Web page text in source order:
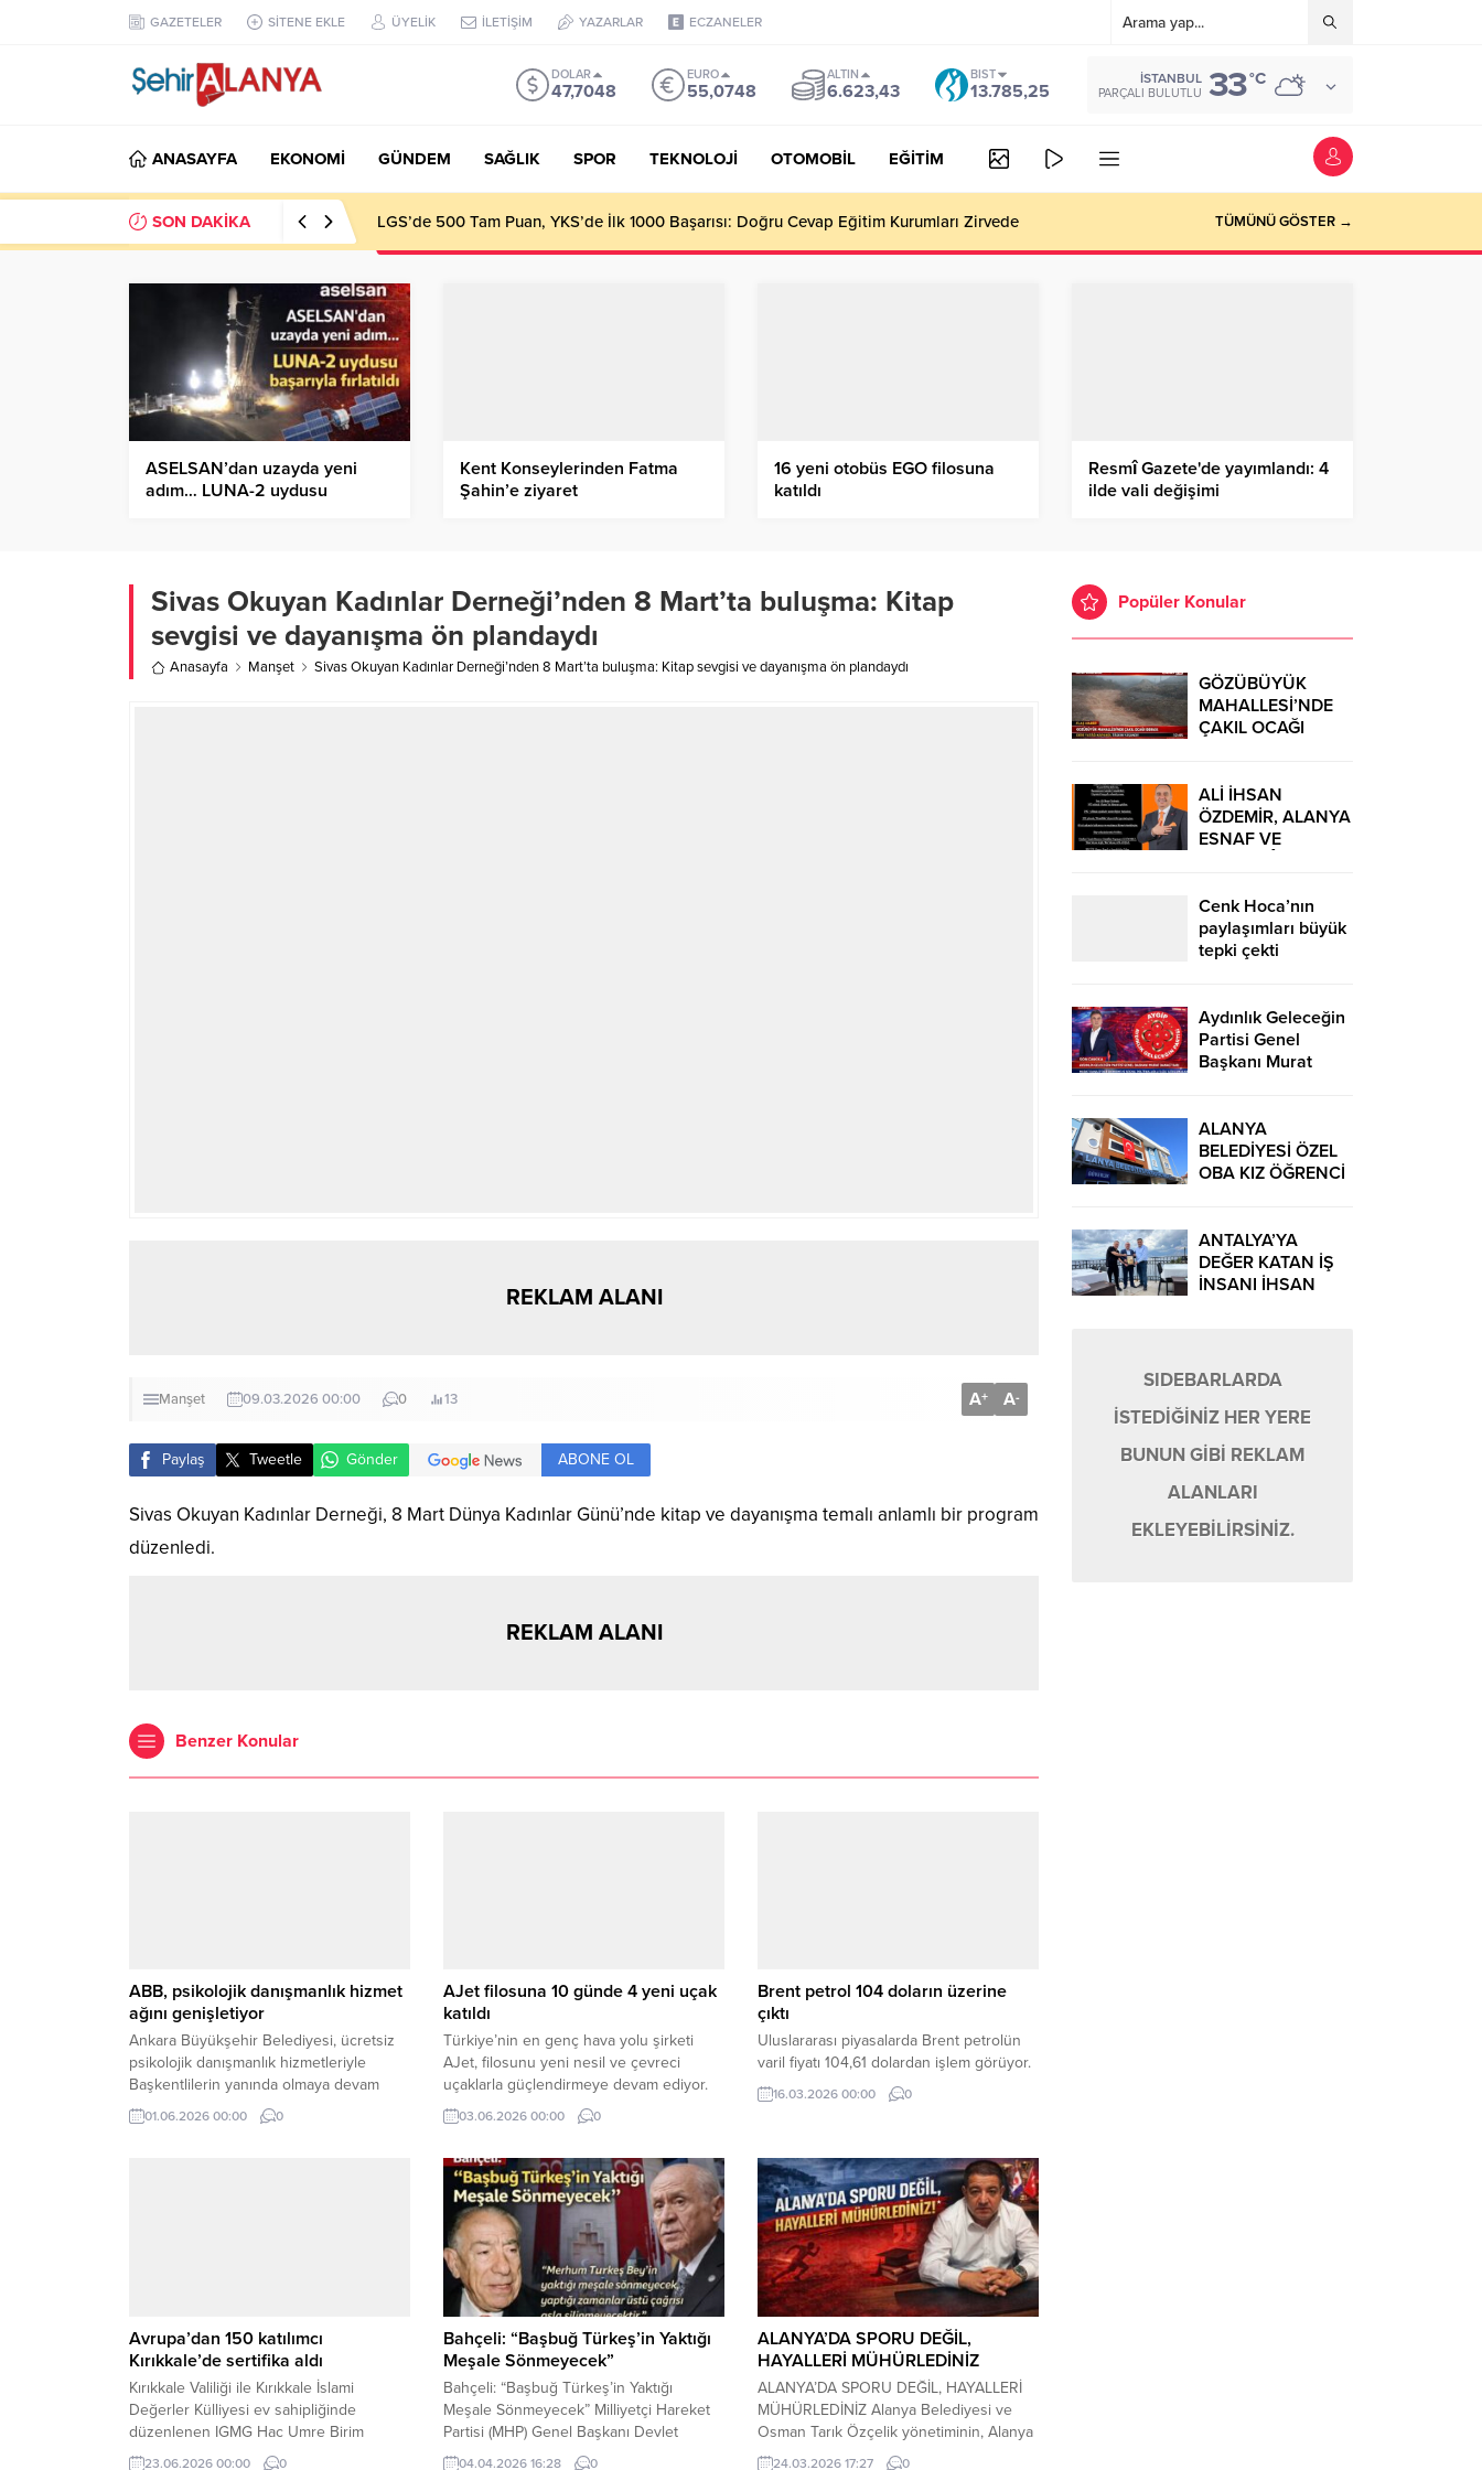
GAZETELER SİTENE EKLE ÜYELİK İLETİŞİM YAZARLAR ECZANELER
DOLAR
47,7048
EURO
55,0748
ALTIN
6.623,43
BIST
13.785,25
İSTANBUL
PARÇALI BULUTLU 33°C
ANASAYFA EKONOMİ GÜNDEM SAĞLIK SPOR TEKNOLOJİ OTOMOBİL EĞİTİM
SON DAKİKA LGS’de 500 Tam Puan, YKS’de İlk 1000 Başarısı: Doğru Cevap Eğitim Kurumları Zirvede TÜMÜNÜ GÖSTER →
ASELSAN’dan uzayda yeni
adım… LUNA-2 uydusu
Kent Konseylerinden Fatma
Şahin’e ziyaret
16 yeni otobüs EGO filosuna
katıldı
Resmî Gazete'de yayımlandı: 4
ilde vali değişimi
Sivas Okuyan Kadınlar Derneği’nden 8 Mart’ta buluşma: Kitap
sevgisi ve dayanışma ön plandaydı
Anasayfa Manşet Sivas Okuyan Kadınlar Derneği’nden 8 Mart’ta buluşma: Kitap sevgisi ve dayanışma ön plandaydı
REKLAM ALANI
Manşet 09.03.2026 00:00 0 13 A+ A-
Paylaş Tweetle Gönder ABONE OL
Sivas Okuyan Kadınlar Derneği, 8 Mart Dünya Kadınlar Günü’nde kitap ve dayanışma temalı anlamlı bir program
düzenledi.
REKLAM ALANI
Benzer Konular
ABB, psikolojik danışmanlık hizmet
ağını genişletiyor
Ankara Büyükşehir Belediyesi, ücretsiz
psikolojik danışmanlık hizmetleriyle
Başkentlilerin yanında olmaya devam
ediyor.
01.06.2026 00:00 0
AJet filosuna 10 günde 4 yeni uçak
katıldı
Türkiye’nin en genç hava yolu şirketi
AJet, filosunu yeni nesil ve çevreci
uçaklarla güçlendirmeye devam ediyor.
AJet, son 10 gün içerisinde 4 fabrika
çıkışlı Boeing 737-8 MAX uçağı filosuna
03.06.2026 00:00 0
Brent petrol 104 doların üzerine
çıktı
Uluslararası piyasalarda Brent petrolün
varil fiyatı 104,61 dolardan işlem görüyor.
16.03.2026 00:00 0
Avrupa’dan 150 katılımcı
Kırıkkale’de sertifika aldı
Kırıkkale Valiliği ile Kırıkkale İslami
Değerler Külliyesi ev sahipliğinde
düzenlenen IGMG Hac Umre Birim
Başkanlığı 4. Modül Kafile Eğitimi ve
23.06.2026 00:00 0
Bahçeli: “Başbuğ Türkeş’in Yaktığı
Meşale Sönmeyecek”
Bahçeli: “Başbuğ Türkeş’in Yaktığı
Meşale Sönmeyecek” Milliyetçi Hareket
Partisi (MHP) Genel Başkanı Devlet
Bahçeli, Başbuğ Alparslan Türkeş’in
04.04.2026 16:28 0
ALANYA’DA SPORU DEĞİL,
HAYALLERİ MÜHÜRLEDİNİZ
ALANYA’DA SPORU DEĞİL, HAYALLERİ
MÜHÜRLEDİNİZ Alanya Belediyesi ve
Osman Tarık Özçelik yönetiminin, Alanya
Budo Spor Kulübü’ne yönelik
24.03.2026 17:27 0
Popüler Konular
GÖZÜBÜYÜK
MAHALLESİ’NDE
ÇAKIL OCAĞI
TAŞKIN YAŞANDI!
ALİ İHSAN
ÖZDEMİR, ALANYA
ESNAF VE
BAŞKANLIĞINA
ADAYLIĞINI
AÇIKLADI
Cenk Hoca’nın
paylaşımları büyük
tepki çekti
Aydınlık Geleceğin
Partisi Genel
Başkanı Murat
Politikalarla İlgili
Açıklamalar
ALANYA
BELEDİYESİ ÖZEL
OBA KIZ ÖĞRENCİ
BAŞLADI
ANTALYA’YA
DEĞER KATAN İŞ
İNSANI İHSAN
SIDEBARLARDA
İSTEDİĞİNİZ HER YERE
BUNUN GİBİ REKLAM
ALANLARI
EKLEYEBİLİRSİNİZ.